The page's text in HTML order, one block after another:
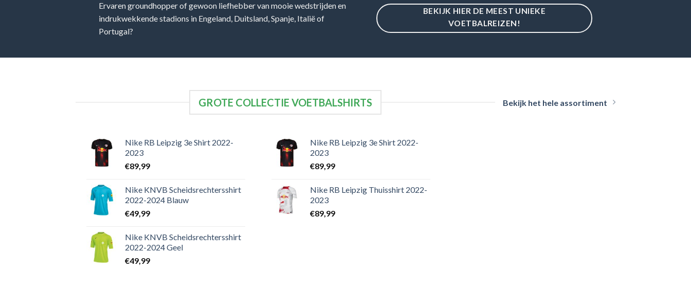
Ervaren groundhopper of gewoon liefhebber van mooie wedstrijden en
indrukwekkende stadions in Engeland, Duitsland, Spanje, Italië of
Portugal?
BEKIJK HIER DE MEEST UNIEKE
VOETBALREIZEN!
GROTE COLLECTIE VOETBALSHIRTS Bekijk het hele assortiment
Nike RB Leipzig 3e Shirt 2022-
2023
€89,99
Nike KNVB Scheidsrechtersshirt
2022-2024 Blauw
€49,99
Nike KNVB Scheidsrechtersshirt
2022-2024 Geel
€49,99
Nike RB Leipzig 3e Shirt 2022-
2023
€89,99
Nike RB Leipzig Thuisshirt 2022-
2023
€89,99